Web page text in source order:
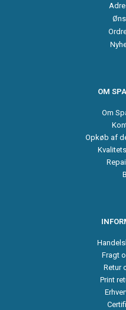
OM
Om
Opkøb af
Fragt
Retur
Print